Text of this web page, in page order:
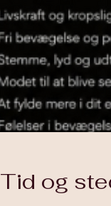
Tid og